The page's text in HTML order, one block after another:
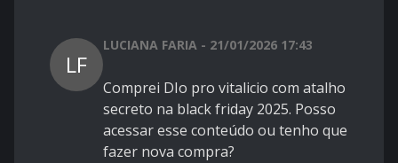
LF
LUCIANA FARIA - 21/01/2026 17:43
Comprei DIo pro vitalicio com atalho
secreto na black friday 2025. Posso
acessar esse conteúdo ou tenho que
fazer nova compra?